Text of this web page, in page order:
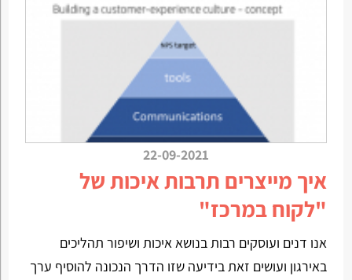
22-09-2021
איך מייצרים תרבות איכות של
"לקוח במרכז"
אנו דנים ועוסקים רבות בנושא איכות ושיפור תהליכים
באירגון ועושים זאת בידיעה שזו הדרך הנכונה להוסיף ערך